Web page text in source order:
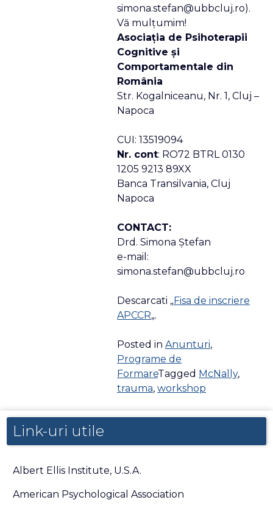
simona.stefan@ubbcluj.ro).
Vă mulţumim!
Asociaţia de Psihoterapii
Cognitive şi
Comportamentale din
România
Str. Kogalniceanu, Nr. 1, Cluj –
Napoca
CUI: 13519094
Nr. cont: RO72 BTRL 0130
1205 9213 89XX
Banca Transilvania, Cluj
Napoca
CONTACT:
Drd. Simona Ştefan
e-mail:
simona.stefan@ubbcluj.ro
Descarcati „Fisa de inscriere
APCCR„.
Posted in Anunturi,
Programe de
FormareTagged McNally,
trauma, workshop
Link-uri utile
Albert Ellis Institute, U.S.A.
American Psychological Association